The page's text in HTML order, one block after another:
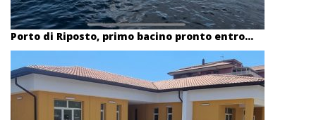
Porto di Riposto, primo bacino pronto entro...